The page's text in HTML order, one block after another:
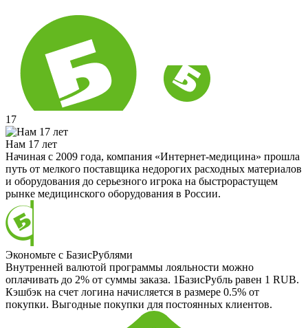
17
Нам 17 лет
Начиная с 2009 года, компания «Интернет-медицина» прошла
путь от мелкого поставщика недорогих расходных материалов
и оборудования до серьезного игрока на быстрорастущем
рынке медицинского оборудования в России.
Экономьте с БазисРублями
Внутренней валютой программы лояльности можно
оплачивать до 2% от суммы заказа. 1БазисРубль равен 1 RUB.
Кэшбэк на счет логина начисляется в размере 0.5% от
покупки. Выгодные покупки для постоянных клиентов.